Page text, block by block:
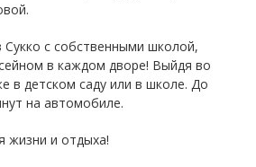
с собственными школой,
в каждом дворе! Выйдя во
в детском саду или в школе. До
на автомобиле.
жизни и отдыха!